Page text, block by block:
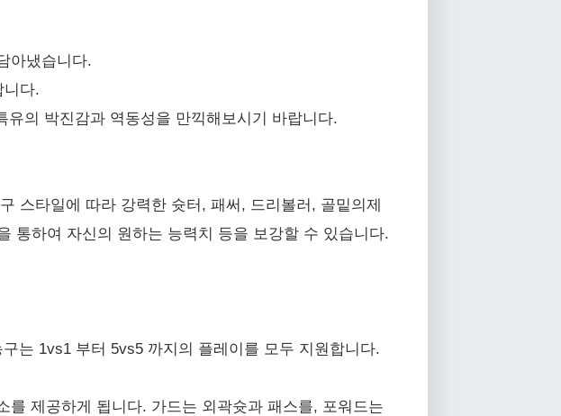
아냈습니다.
니다.
의 박진감과 역동성을 만끽해보시기 바랍니다.
스타일에 따라 강력한 슛터, 패써, 드리볼러, 골밑의제
통하여 자신의 원하는 능력치 등을 보강할 수 있습니다.
는 1vs1 부터 5vs5 까지의 플레이를 모두 지원합니다.
제공하게 됩니다. 가드는 외곽슛과 패스를, 포워드는